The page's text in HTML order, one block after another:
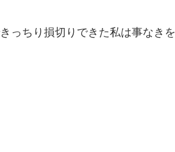
っちり損切りできた私は事なきを